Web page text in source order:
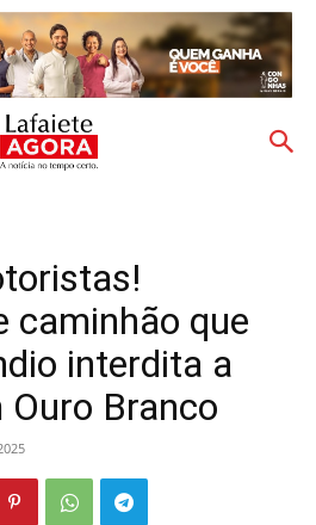
caminhão que
interdita a
Branco